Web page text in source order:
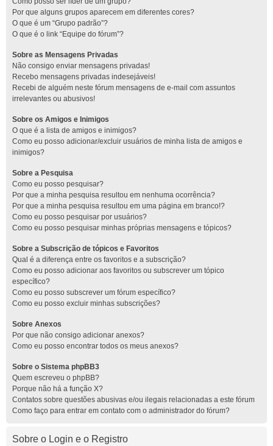
Por que alguns grupos aparecem em diferentes cores?
O que é um “Grupo padrão”?
O que é o link “Equipe do fórum”?
Sobre as Mensagens Privadas
Não consigo enviar mensagens privadas!
Recebo mensagens privadas indesejáveis!
Recebi de alguém neste fórum mensagens de e-mail com assuntos
irrelevantes ou abusivos!
Sobre os Amigos e Inimigos
O que é a lista de amigos e inimigos?
Como eu posso adicionar/excluir usuários de minha lista de amigos e
inimigos?
Sobre a Pesquisa
Como eu posso pesquisar?
Por que a minha pesquisa resultou em nenhuma ocorrência?
Por que a minha pesquisa resultou em uma página em branco!?
Como eu posso pesquisar por usuários?
Como eu posso pesquisar minhas próprias mensagens e tópicos?
Sobre a Subscrição de tópicos e Favoritos
Qual é a diferença entre os favoritos e a subscrição?
Como eu posso adicionar aos favoritos ou subscrever um tópico
específico?
Como eu posso subscrever um fórum específico?
Como eu posso excluir minhas subscrições?
Sobre Anexos
Por que não consigo adicionar anexos?
Como eu posso encontrar todos os meus anexos?
Sobre o Sistema phpBB3
Quem escreveu o phpBB?
Porque não há a função X?
Contatos sobre questões abusivas e/ou ilegais relacionadas a este fórum
Como faço para entrar em contato com o administrador do fórum?
Sobre o Login e o Registro